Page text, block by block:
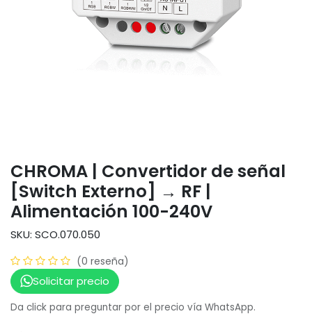
CHROMA | Convertidor de señal
[Switch Externo] → RF |
Alimentación 100-240V
SKU: SCO.070.050
(0 reseña)
Solicitar precio
Da click para preguntar por el precio vía WhatsApp.